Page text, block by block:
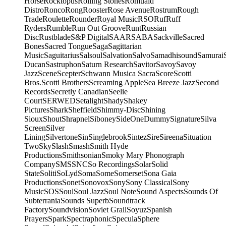
DistroRoncoRongRoosterRose AvenueRostrumRough
TradeRouletteRounderRoyal MusicRSORufRuff
RydersRumbleRun Out GrooveRuntRussian
DiscRustbladeS&P DigitalSAARSABASackvilleSacred
BonesSacred TongueSagaSagittarian
MusicSaguitariusSalsoulSalvationSalvoSamadhisoundSamurai
DucanSastruphonSaturn ResearchSavitorSavoySavoy
JazzSceneScepterSchwann Musica SacraScoreScotti
Bros.Scotti BrothersScreaming AppleSea Breeze JazzSecond
RecordsSecretly CanadianSeelie
CourtSERWEDSetalightShadyShakey
PicturesSharkSheffieldShimmy-DiscShining
SiouxShoutShrapnelSiboneySideOneDummySignatureSilva
ScreenSilver
LiningSilvertoneSinSinglebrookSintezSireSireenaSituation
TwoSkySlashSmashSmith Hyde
ProductionsSmithsonianSmoky Mary Phonograph
CompanySMSSNCSo RecordingsSolarSolid
StateSolitiSoLydSomaSomeSomersetSona Gaia
ProductionsSonetSonovoxSonySony ClassicalSony
MusicSOSSoulSoul JazzSoul NoteSound AspectsSounds Of
SubterraniaSounds SuperbSoundtrack
FactorySoundvisionSoviet GrailSoyuzSpanish
PrayersSparkSpectraphonicSpeculaSphere